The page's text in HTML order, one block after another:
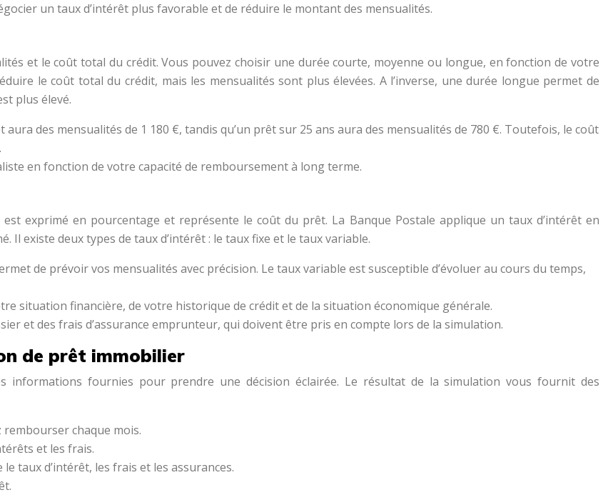
un taux d’intérêt plus favorable et de réduire le montant des mensualités.
et le coût total du crédit. Vous pouvez choisir une durée courte, moyenne ou longue, en fonction de votre
le coût total du crédit, mais les mensualités sont plus élevées. A l’inverse, une durée longue permet de
plus élevé.
aura des mensualités de 1 180 €, tandis qu’un prêt sur 25 ans aura des mensualités de 780 €. Toutefois, le coût
en fonction de votre capacité de remboursement à long terme.
exprimé en pourcentage et représente le coût du prêt. La Banque Postale applique un taux d’intérêt en
existe deux types de taux d’intérêt : le taux fixe et le taux variable.
de prévoir vos mensualités avec précision. Le taux variable est susceptible d’évoluer au cours du temps,
situation financière, de votre historique de crédit et de la situation économique générale.
et des frais d’assurance emprunteur, qui doivent être pris en compte lors de la simulation.
de prêt immobilier
informations fournies pour prendre une décision éclairée. Le résultat de la simulation vous fournit des
chaque mois.
et les frais.
taux d’intérêt, les frais et les assurances.